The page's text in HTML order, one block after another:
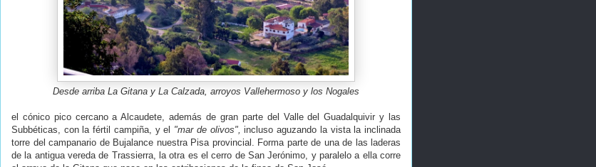
Desde arriba La Gitana y La Calzada, arroyos Vallehermoso y los Nogales
el cónico pico cercano a Alcaudete, además de gran parte del Valle del Guadalquivir y las
Subbéticas, con la fértil campiña, y el "mar de olivos", incluso aguzando la vista la inclinada
torre del campanario de Bujalance nuestra Pisa provincial. Forma parte de una de las laderas
de la antigua vereda de Trassierra, la otra es el cerro de San Jerónimo, y paralelo a ella corre